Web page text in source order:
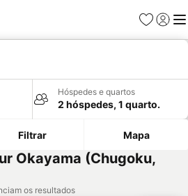
Favoritos
Iniciar
Hóspedes e quartos
2 hóspedes, 1 quarto.
Filtrar Mapa
Okayama (Chugoku,
os resultados